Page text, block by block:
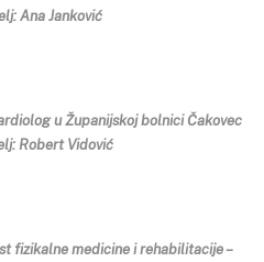
Ana Janković
u Županijskoj bolnici Čakovec
Robert Vidović
fizikalne medicine i rehabilitacije –